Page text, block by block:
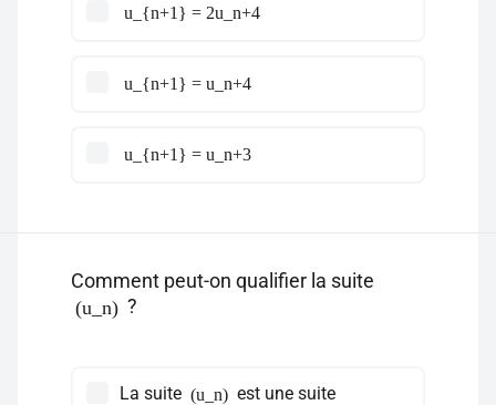
u_{n+1} = 2u_n+4
u_{n+1} = u_n+4
u_{n+1} = u_n+3
Comment peut-on qualifier la suite
(u_n) ?
La suite (u_n) est une suite